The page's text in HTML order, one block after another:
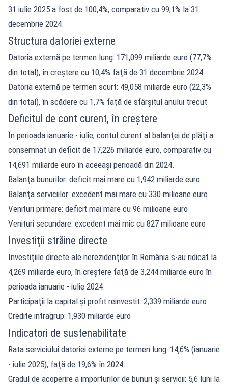
31 iulie 2025 a fost de 100,4%, comparativ cu 99,1% la 31
decembrie 2024.
Structura datoriei externe
Datoria externă pe termen lung: 171,099 miliarde euro (77,7%
din total), în creştere cu 10,4% faţă de 31 decembrie 2024
Datoria externă pe termen scurt: 49,058 miliarde euro (22,3%
din total), în scădere cu 1,7% faţă de sfârşitul anului trecut
Deficitul de cont curent, în creştere
În perioada ianuarie - iulie, contul curent al balanţei de plăţi a
consemnat un deficit de 17,226 miliarde euro, comparativ cu
14,691 miliarde euro în aceeaşi perioadă din 2024.
Balanţa bunurilor: deficit mai mare cu 1,942 miliarde euro
Balanţa serviciilor: excedent mai mare cu 330 milioane euro
Venituri primare: deficit mai mare cu 96 milioane euro
Venituri secundare: excedent mai mic cu 827 milioane euro
Investiţii străine directe
Investiţiile directe ale nerezidenţilor în România s-au ridicat la
4,269 miliarde euro, în creştere faţă de 3,244 miliarde euro în
perioada ianuarie - iulie 2024.
Participaţii la capital şi profit reinvestit: 2,339 miliarde euro
Credite intragrup: 1,930 miliarde euro
Indicatori de sustenabilitate
Rata serviciului datoriei externe pe termen lung: 14,6% (ianuarie
- iulie 2025), faţă de 19,6% în 2024.
Gradul de acoperire a importurilor de bunuri şi servicii: 5,6 luni la